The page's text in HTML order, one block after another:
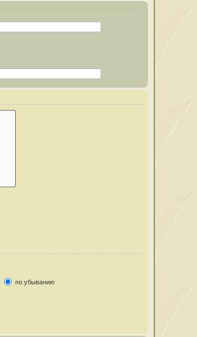
по убыванию